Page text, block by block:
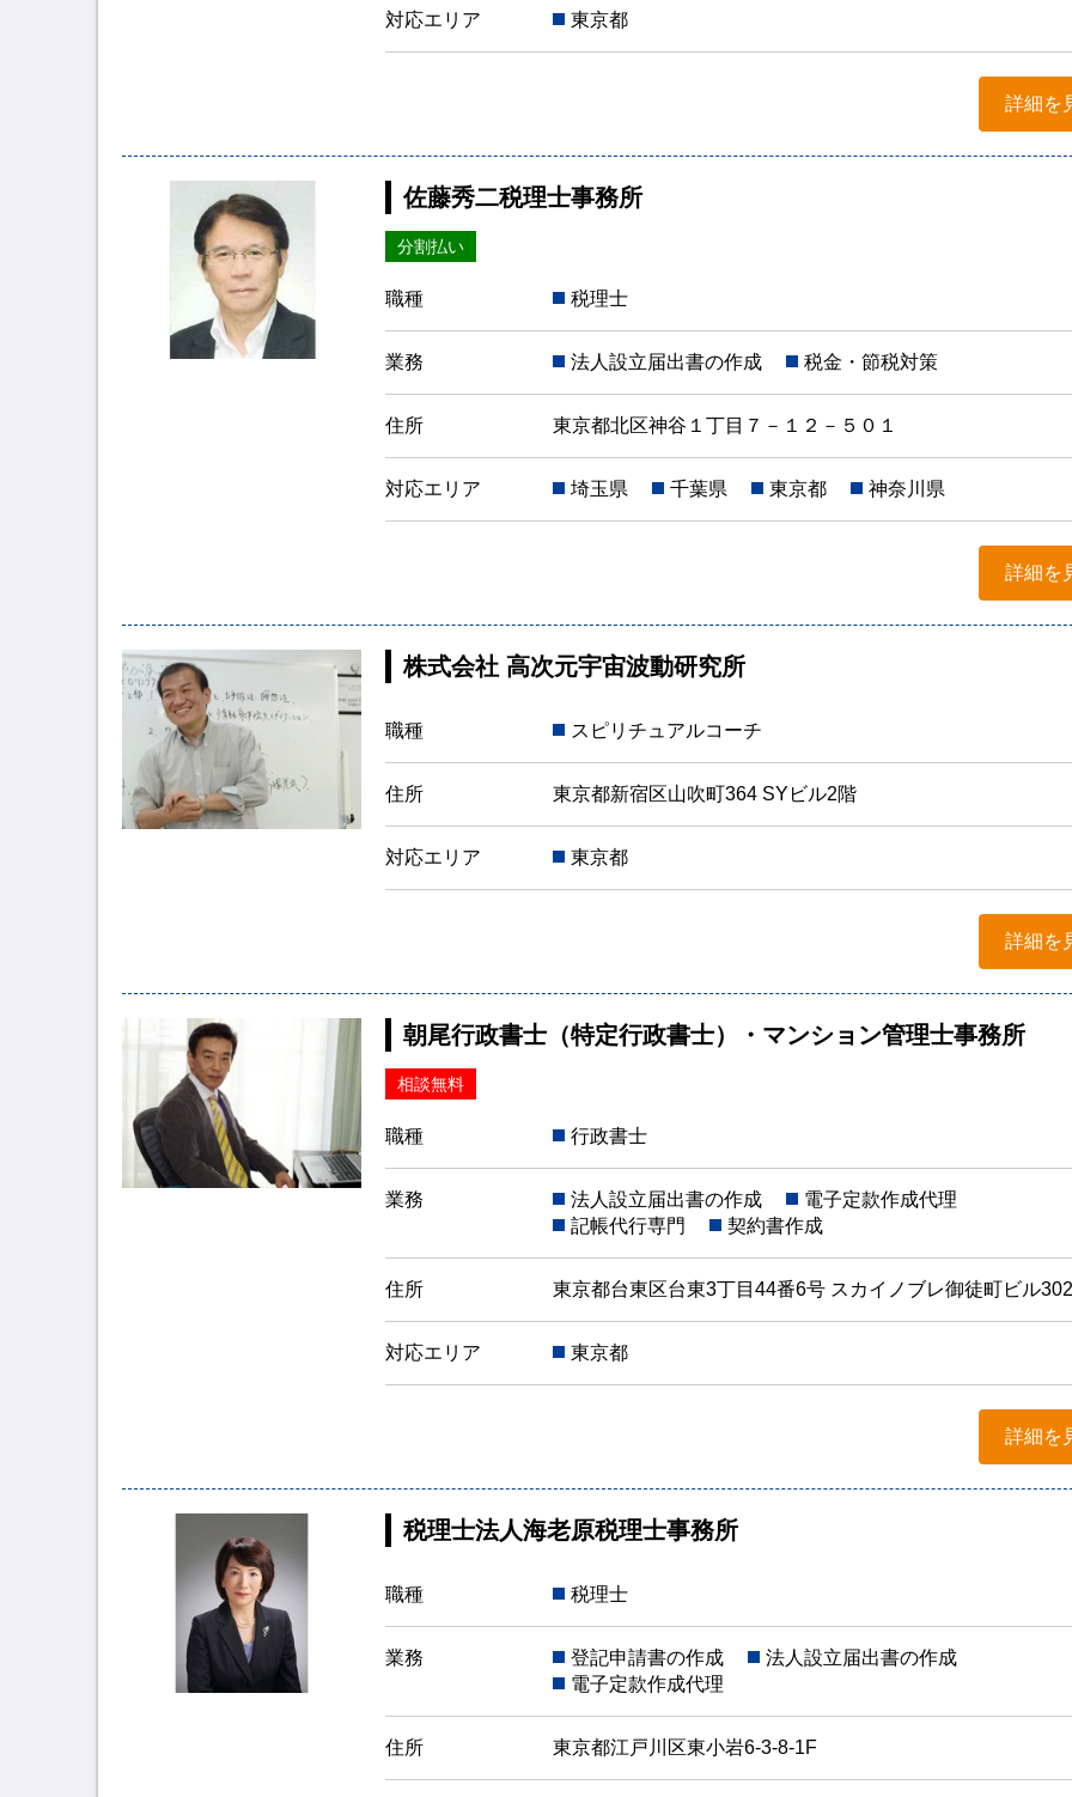
対応エリア 東京都
詳細を
佐藤秀二税理士事務所
分割払い
職種 税理士
業務 法人設立届出書の作成 税金・節税対策
住所 東京都北区神谷１丁目７－１２－５０１
対応エリア 埼玉県 千葉県 東京都 神奈川県
詳細を
株式会社 高次元宇宙波動研究所
職種 スピリチュアルコーチ
住所 東京都新宿区山吹町364 SYビル2階
対応エリア 東京都
詳細を
朝尾行政書士（特定行政書士）・マンション管理士事務所
相談無料
職種 行政書士
業務 法人設立届出書の作成
電子定款作成代理
記帳代行専門
契約書作成
住所 東京都台東区台東3丁目44番6号 スカイノブレ御徒町ビル
対応エリア 東京都
詳細を
税理士法人海老原税理士事務所
職種 税理士
業務 登記申請書の作成
法人設立届出書の作成
電子定款作成代理
住所 東京都江戸川区東小岩6-3-8-1F